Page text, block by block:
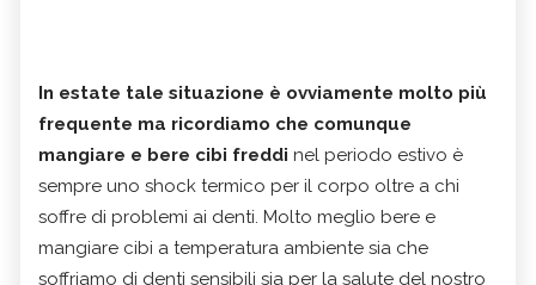
In estate tale situazione è ovviamente molto più
frequente ma ricordiamo che comunque
mangiare e bere cibi freddi nel periodo estivo è
sempre uno shock termico per il corpo oltre a chi
soffre di problemi ai denti. Molto meglio bere e
mangiare cibi a temperatura ambiente sia che
soffriamo di denti sensibili sia per la salute del nostro